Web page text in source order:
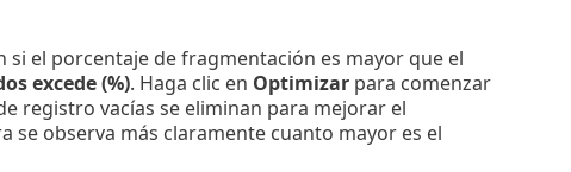
el porcentaje de fragmentación es mayor que el
excede (%). Haga clic en Optimizarpara comenzar
registro vacías se eliminan para mejorar el
observa más claramente cuanto mayor es el